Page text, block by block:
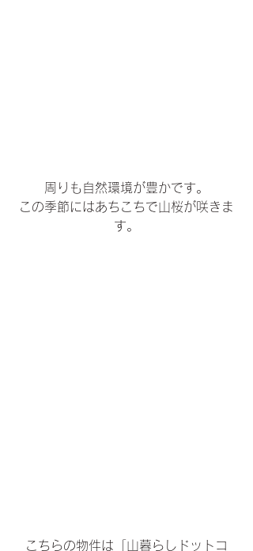
周りも自然環境が豊かです。
この季節にはあちこちで山桜が咲きま
す。
こちらの物件は「山暮らしドットコ